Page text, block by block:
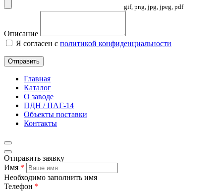
gif, png, jpg, jpeg, pdf
Описание
Я согласен с политикой конфиденциальности
Отправить
Главная
Каталог
О заводе
ПДН / ПАГ-14
Объекты поставки
Контакты
Отправить заявку
Имя *
Необходимо заполнить имя
Телефон *